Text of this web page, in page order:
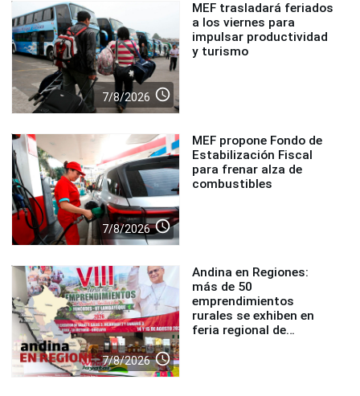
7/8/2026 access_time
MEF trasladará feriados
a los viernes para
impulsar productividad
y turismo
7/8/2026 access_time
MEF propone Fondo de
Estabilización Fiscal
para frenar alza de
combustibles
7/8/2026 access_time
Andina en Regiones:
más de 50
emprendimientos
rurales se exhiben en
feria regional de